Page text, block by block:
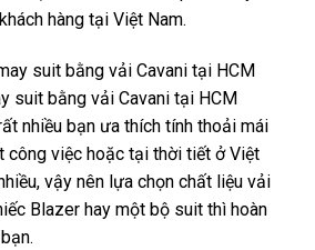
hàng tại Việt Nam.
suit bằng vải Cavani tại HCM
nhiều bạn ưa thích tính thoải mái
công việc hoặc tại thời tiết ở Việt
vậy nên lựa chọn chất liệu vải
Blazer hay một bộ suit thì hoàn